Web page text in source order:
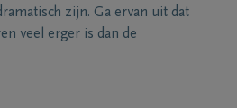
zijn. Ga ervan uit dat
veel erger is dan de